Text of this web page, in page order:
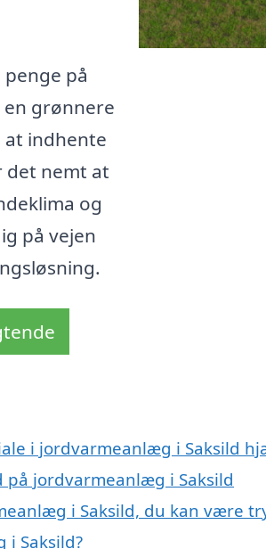
på
grønnere
indhente
det nemt at
og
på vejen
i jordvarmeanlæg i Saksild
jordvarmeanlæg i Saksild
i Saksild, du kan være
i Saksild?